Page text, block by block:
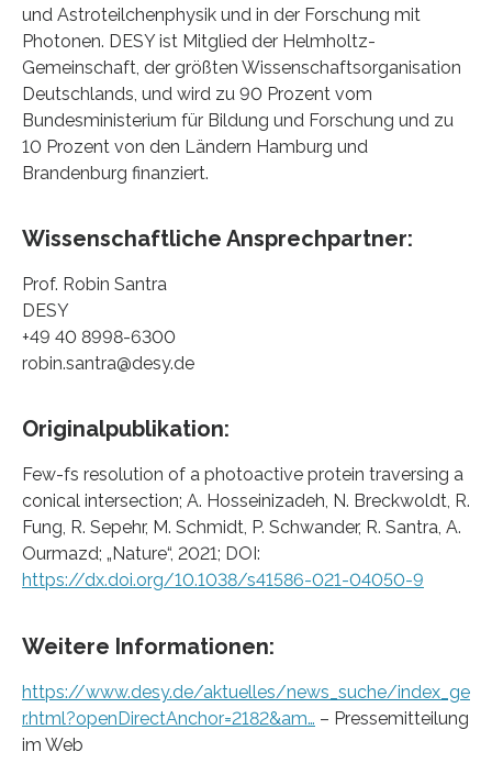
und Astroteilchenphysik und in der Forschung mit
Photonen. DESY ist Mitglied der Helmholtz-
Gemeinschaft, der größten Wissenschaftsorganisation
Deutschlands, und wird zu 90 Prozent vom
Bundesministerium für Bildung und Forschung und zu
10 Prozent von den Ländern Hamburg und
Brandenburg finanziert.
Wissenschaftliche Ansprechpartner:
Prof. Robin Santra
DESY
+49 40 8998-6300
robin.santra@desy.de
Originalpublikation:
Few-fs resolution of a photoactive protein traversing a
conical intersection; A. Hosseinizadeh, N. Breckwoldt, R.
Fung, R. Sepehr, M. Schmidt, P. Schwander, R. Santra, A.
Ourmazd; „Nature“, 2021; DOI:
https://dx.doi.org/10.1038/s41586-021-04050-9
Weitere Informationen:
https://www.desy.de/aktuelles/news_suche/index_ge
r.html?openDirectAnchor=2182&am… – Pressemitteilung
im Web